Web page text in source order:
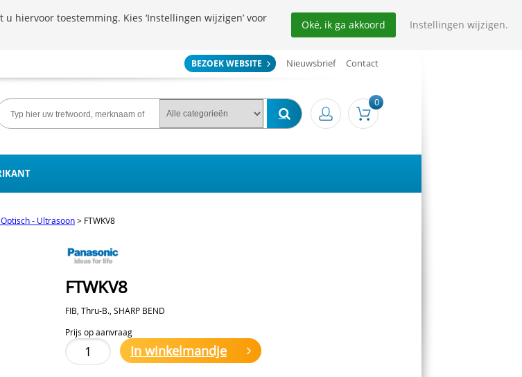
BEZOEK WEBSITE Nieuwsbrief Contact
0
- Ultrasoon> FTWKV8
FTWKV8
FIB, Thru-B., SHARP BEND
Prijs op aanvraag
In winkelmandje
hiervoor toestemming. Kies ‘Instellingen wijzigen’ voor
Oké, ik ga akkoord Instellingen wijzigen.